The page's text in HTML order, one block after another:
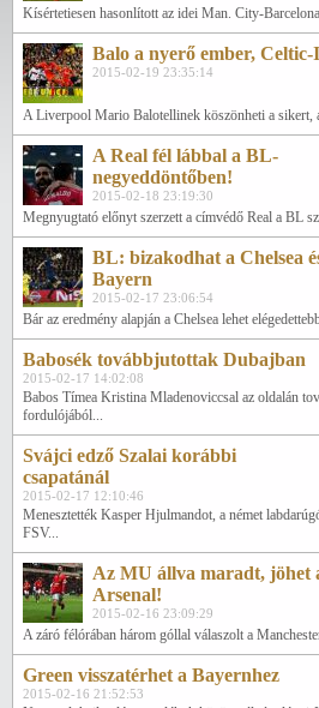
Kísértetiesen hasonlított az idei Man. City-
Balo a nyerő ember,
2015-02-19 23:35:14
A Liverpool Mario Balotellinek köszönheti a sikert,
A Real fél lábbal a BL-
negyeddöntőben!
2015-02-18 23:19:30
Megnyugtató előnyt szerzett a címvédő Real a BL
BL: bizakodhat a Chelsea
Bayern
2015-02-17 23:06:54
Bár az eredmény alapján a Chelsea lehet
Babosék továbbjutottak Dubajban
2015-02-17 14:02:08
Babos Tímea Kristina Mladenoviccsal az oldalán
fordulójából...
Svájci edző Szalai korábbi
csapatánál
2015-02-17 12:10:46
Menesztették Kasper Hjulmandot, a német
FSV...
Az MU állva maradt, jöhet
Arsenal!
2015-02-16 23:09:29
A záró félórában három góllal válaszolt a
Green visszatérhet a Bayernhez
2015-02-16 21:52:53